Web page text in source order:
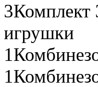
3Комплект
игрушки